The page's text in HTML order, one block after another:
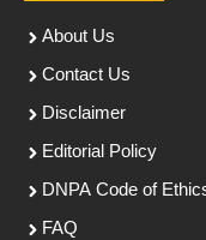
About Us
Contact Us
Disclaimer
Editorial Policy
DNPA Code of
FAQ